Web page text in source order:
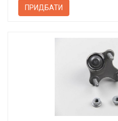
ПРИДБАТИ